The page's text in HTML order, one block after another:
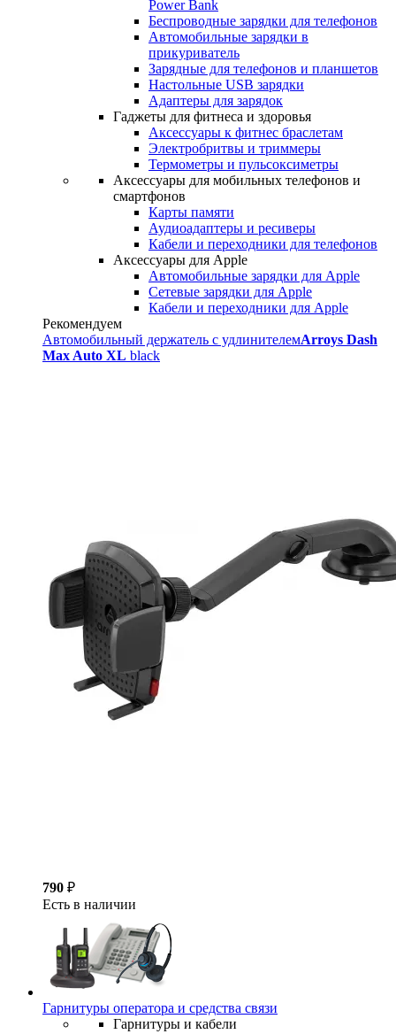
Power Bank
Беспроводные зарядки для телефонов
Автомобильные зарядки в
прикуриватель
Зарядные для телефонов и планшетов
Настольные USB зарядки
Адаптеры для зарядок
Гаджеты для фитнеса и здоровья
Аксессуары к фитнес браслетам
Электробритвы и триммеры
Термометры и пульсоксиметры
Аксессуары для мобильных телефонов и
смартфонов
Карты памяти
Аудиоадаптеры и ресиверы
Кабели и переходники для телефонов
Аксессуары для Apple
Автомобильные зарядки для Apple
Сетевые зарядки для Apple
Кабели и переходники для Apple
Рекомендуем
Автомобильный держатель с удлинителемArroys Dash
Max Auto XL black
790 ₽
Есть в наличии
Гарнитуры оператора и средства связи
Гарнитуры и кабели